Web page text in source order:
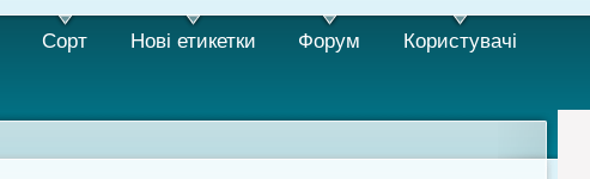
Сорт Нові етикетки Форум Користувачi